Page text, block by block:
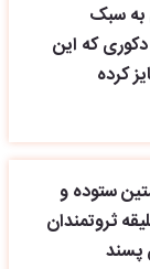
به سبک
که این
کرده
ستوده و
ثروتمندان
پسند